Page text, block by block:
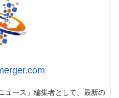
ュース」編集者として、最新の